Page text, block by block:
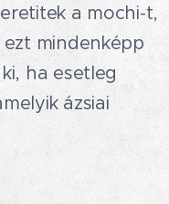
a mochi-t,
mindenképp
ha esetleg
ázsiai